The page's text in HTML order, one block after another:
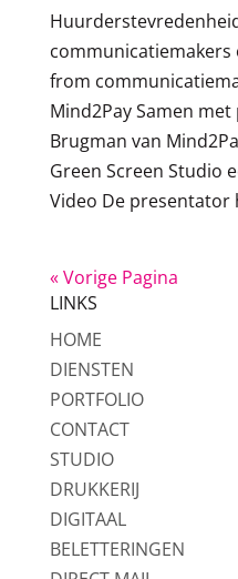
communicatiemakers
from
Mind2Pay Samen
Brugman van
Green Screen Studio
Video De presentator
« Vorige Pagina
LINKS
HOME
DIENSTEN
PORTFOLIO
CONTACT
STUDIO
DRUKKERIJ
DIGITAAL
BELETTERINGEN